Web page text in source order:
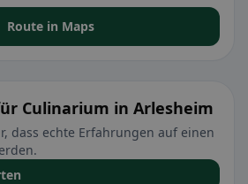
Route in Maps
Culinarium in Arlesheim
dass echte Erfahrungen auf einen